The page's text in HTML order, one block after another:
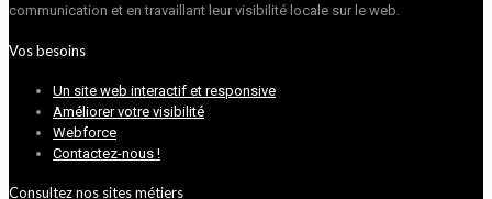
communication et en travaillant leur visibilité locale sur le web.
Vos besoins
Un site web interactif et responsive
Améliorer votre visibilité
Webforce
Contactez-nous !
Consultez nos sites métiers